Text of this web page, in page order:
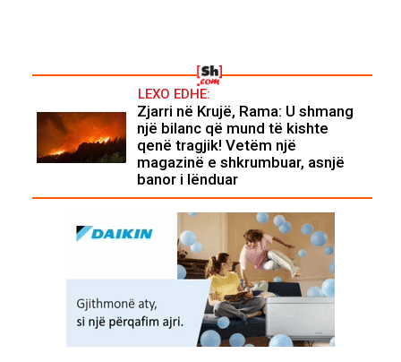
LEXO EDHE:
Zjarri në Krujë, Rama: U shmang
një bilanc që mund të kishte
qenë tragjik! Vetëm një
magazinë e shkrumbuar, asnjë
banor i lënduar